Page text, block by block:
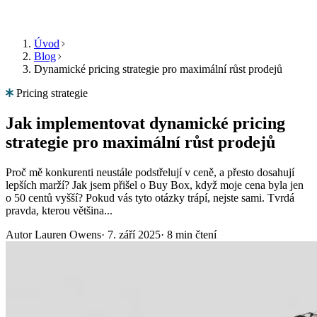
Ceník
Zdroje
CS
nás
Produkt
Funkce
Algoritmický
repricing
Ceny,
se
Zdroje
Společnost
Vyberte
Procházejte
Multiply
svém
jazyce
s
funkcemi
pro
Úvod
Blog
Dynamické pricing strategie pro maximální růst prodejů
Pricing strategie
Jak implementovat dynamické pricing
strategie pro maximální růst prodejů
Proč mě konkurenti neustále podstřelují v ceně, a přesto dosahují
lepších marží? Jak jsem přišel o Buy Box, když moje cena byla jen
o 50 centů vyšší? Pokud vás tyto otázky trápí, nejste sami. Tvrdá
pravda, kterou většina...
AutorLauren Owens· 7. září 2025· 8 min čtení